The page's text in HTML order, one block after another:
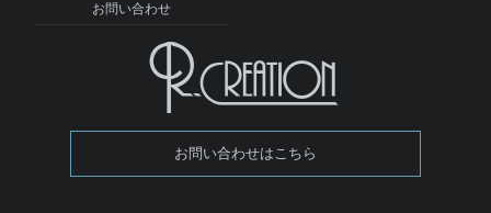
お問い合わせ
お問い合わせはこちら